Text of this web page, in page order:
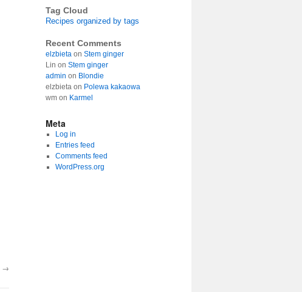
→
Tag Cloud
Recipes organized by tags
Recent Comments
elzbieta on Stem ginger
Lin on Stem ginger
admin on Blondie
elzbieta on Polewa kakaowa
wm on Karmel
Meta
Log in
Entries feed
Comments feed
WordPress.org